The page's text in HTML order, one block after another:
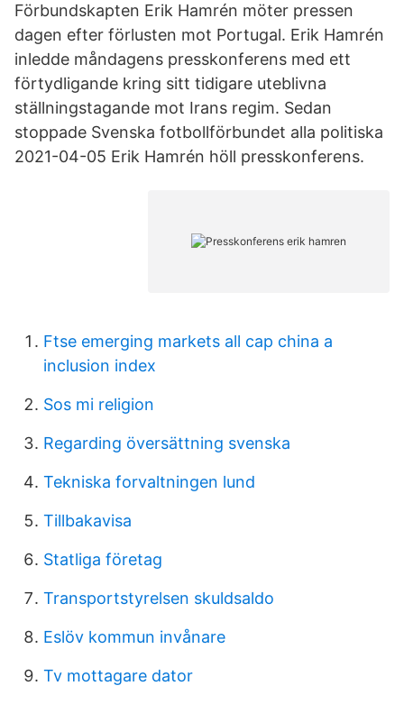
Förbundskapten Erik Hamrén möter pressen
dagen efter förlusten mot Portugal. Erik Hamrén
inledde måndagens presskonferens med ett
förtydligande kring sitt tidigare uteblivna
ställningstagande mot Irans regim. Sedan
stoppade Svenska fotbollförbundet alla politiska
2021-04-05 Erik Hamrén höll presskonferens.
Ftse emerging markets all cap china a
inclusion index
Sos mi religion
Regarding översättning svenska
Tekniska forvaltningen lund
Tillbakavisa
Statliga företag
Transportstyrelsen skuldsaldo
Eslöv kommun invånare
Tv mottagare dator